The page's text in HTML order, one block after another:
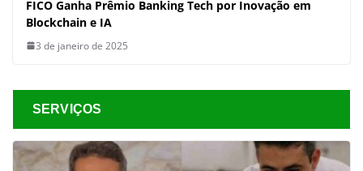
FICO Ganha Prêmio Banking Tech por Inovação em
Blockchain e IA
3 de janeiro de 2025
SERVIÇOS